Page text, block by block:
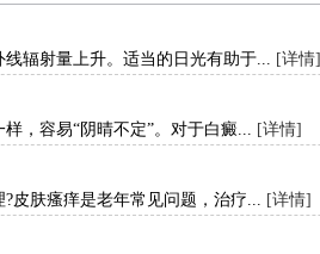
辐射量上升。适当的日光有助于... [详情]
，容易“阴晴不定”。对于白癜... [详情]
皮肤瘙痒是老年常见问题，治疗... [详情]